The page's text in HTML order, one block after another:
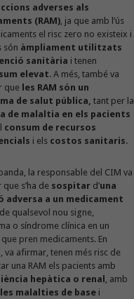
adverses als
(RAM), ja que amb l’ús
el risc zero no existeix i
són àmpliament utilitzats
sanitària i tenen
elevat. A més, també va
que les RAM són un
de salut pública, tant per la
de malaltia en els pacients
consum de recursos
i els costos sanitaris.
la responsable del CIM va
s’ha de sospitar d’una
adversa a un medicament
qualsevol nou signe,
o síndrome clínica en un
pren medicaments. En
va afirmar, tenen més risc de
una RAM els pacients amb
hepàtica o renal
, amb
malalties de basei